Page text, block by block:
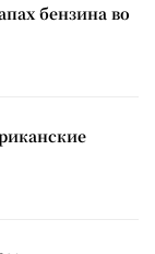
бензина во